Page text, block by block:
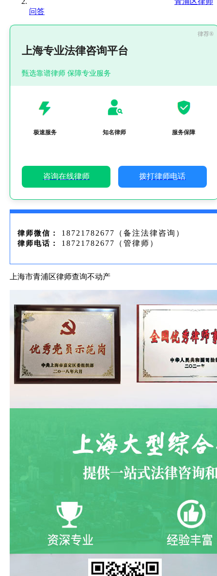
问答
上海专业法律咨询平台
甄选靠谱律师 保障专业服务
极速服务 知名律师 服务保障
咨询在线律师 拨打律师电话
律师微信： 18721782677（备注法律咨询）
律师电话： 18721782677（管律师）
上海市青浦区律师查询不动产